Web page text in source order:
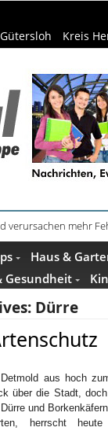
Kreis
verursachen mehr
Haus &
Gesundheit
Dürre
aus hoch
über die Stadt,
und
herrscht